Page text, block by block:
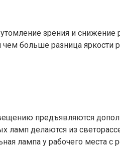
зрения и снижение
больше разница
предъявляются
ламп делаются из
лампа у рабочего места